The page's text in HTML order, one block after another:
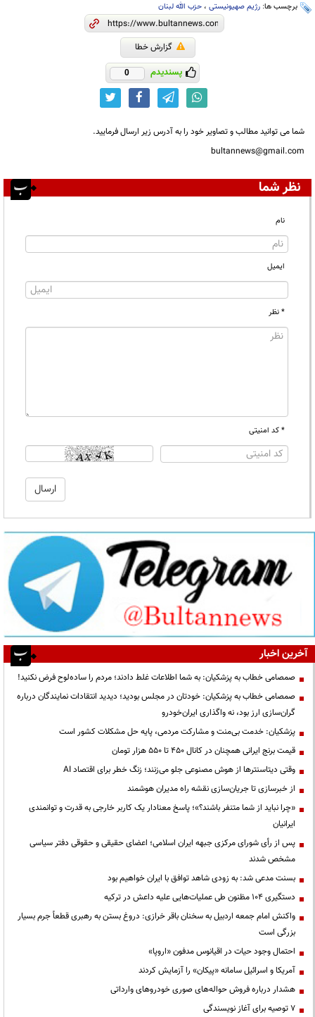
برچسب ها: رژیم صهیونیستی ، حزب الله لبنان
گزارش خطا
پسندیدم 0
شما می توانید مطالب و تصاویر خود را به آدرس زیر ارسال فرمایید.
bultannews@gmail.com
نظر شما
نام
ایمیل
* نظر
* کد امنیتی
آخرین اخبار
صمصامی خطاب به پزشکیان: به شما اطلاعات غلط دادند؛ مردم را ساده‌لوح فرض نکنید!
صمصامی خطاب به پزشکیان: خودتان در مجلس بودید؛ دیدید انتقادات نمایندگان درباره
گران‌سازی ارز بود، نه واگذاری ایران‌خودرو
پزشکیان: خدمت بی‌منت و مشارکت مردمی، پایه حل مشکلات کشور است
قیمت‌ برنج ایرانی همچنان در کانال ۴۵۰ تا ۵۵۰ هزار تومان
وقتی دیتاسنترها از هوش مصنوعی جلو می‌زنند؛ زنگ خطر برای اقتصاد AI
از خبرسازی تا جریان‌سازی نقشه راه مدیران هوشمند
«چرا نباید از شما متنفر باشند؟»؛ پاسخ معنادار یک کاربر خارجی به قدرت و توانمندی
ایرانیان
پس از رأی شورای مرکزی جبهه ایران اسلامی؛ اعضای حقیقی و حقوقی دفتر سیاسی
مشخص شدند
بسنت مدعی شد: به زودی شاهد توافق با ایران خواهیم بود
دستگیری ۱۰۴ مظنون طی عملیات‌هایی علیه داعش در ترکیه
واکنش امام جمعه اردبیل به سخنان باقر خرازی: دروغ بستن به رهبری قطعاً جرم بسیار
بزرگی است
احتمال وجود حیات در اقیانوس مدفون «اروپا»
آمریکا و اسرائیل سامانه «پیکان» را آزمایش کردند
هشدار درباره فروش حواله‌های صوری خودروهای وارداتی
۷ توصیه برای آغاز نویسندگی